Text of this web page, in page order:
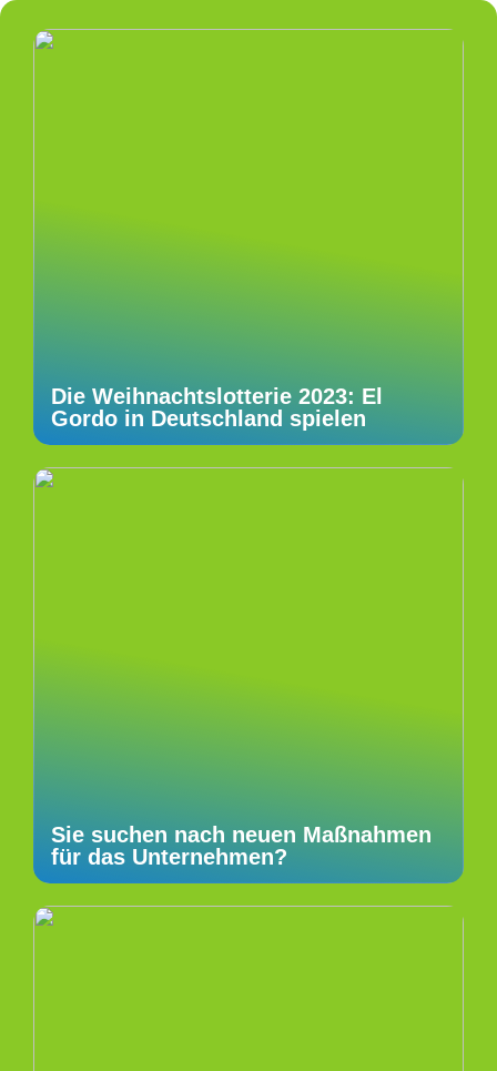
Die Weihnachtslotterie 2023: El
Gordo in Deutschland spielen
Sie suchen nach neuen Maßnahmen
für das Unternehmen?